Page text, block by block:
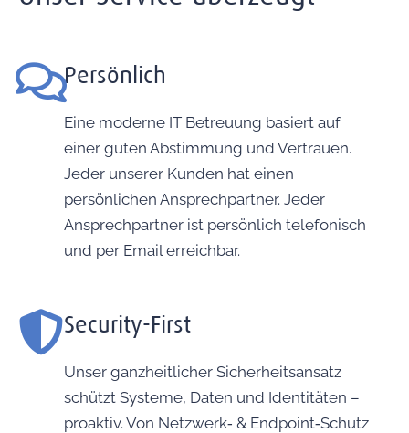
Persönlich
Eine moderne IT Betreuung basiert auf
einer guten Abstimmung und Vertrauen.
Jeder unserer Kunden hat einen
persönlichen Ansprechpartner. Jeder
Ansprechpartner ist persönlich telefonisch
und per Email erreichbar.
Security-First
Unser ganzheitlicher Sicherheitsansatz
schützt Systeme, Daten und Identitäten –
proaktiv. Von Netzwerk‑ & Endpoint‑Schutz